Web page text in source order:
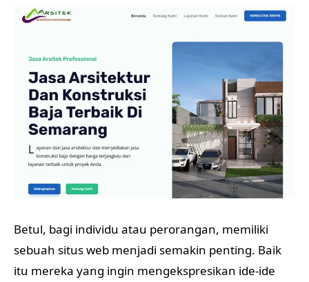
Betul, bagi individu atau perorangan, memiliki
sebuah situs web menjadi semakin penting. Baik
itu mereka yang ingin mengekspresikan ide-ide